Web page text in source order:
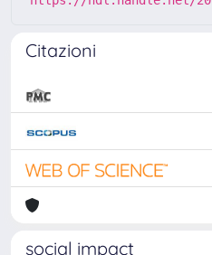
Citazioni
social impact